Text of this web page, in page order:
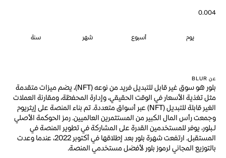
0.004
يوم أسبوع شهر سنة
عن BLUR
بلور هو سوق غير قابل للتبديل فريد من نوعه (NFT)، يضم ميزات متقدمة
مثل تغذية الأسعار في الوقت الحقيقي، وإدارة المحفظة، ومقارنة العملات
الغير قابلة للتبديل (NFT) عبر أسواق متعددة. تم بناء المنصة على إيثريوم
وجمعت رأس المال الكبير من المستثمرين العالميين. رمز الحوكمة الأصلي
لـبلور، يوفر للمستخدمين القدرة على المشاركة في تطوير المنصة في
المستقبل. ارتفعت شهرة بلور بعد إطلاقها في أكتوبر 2022، عندما وعدت
بالتوزيع المجاني لرموز بلور لأفضل مستخدمي المنصة.